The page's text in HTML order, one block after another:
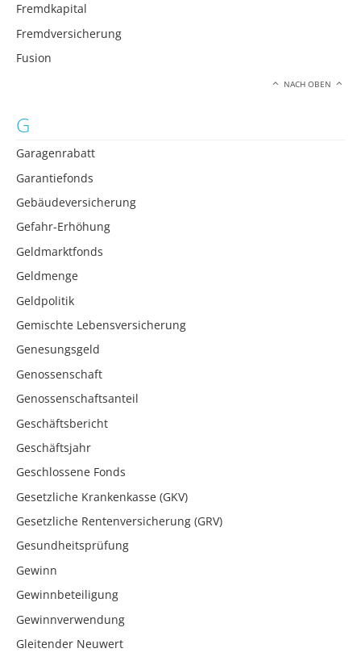
Fremdkapital
Fremdversicherung
Fusion
NACH OBEN
G
Garagenrabatt
Garantiefonds
Gebäudeversicherung
Gefahr-Erhöhung
Geldmarktfonds
Geldmenge
Geldpolitik
Gemischte Lebensversicherung
Genesungsgeld
Genossenschaft
Genossenschaftsanteil
Geschäftsbericht
Geschäftsjahr
Geschlossene Fonds
Gesetzliche Krankenkasse (GKV)
Gesetzliche Rentenversicherung (GRV)
Gesundheitsprüfung
Gewinn
Gewinnbeteiligung
Gewinnverwendung
Gleitender Neuwert